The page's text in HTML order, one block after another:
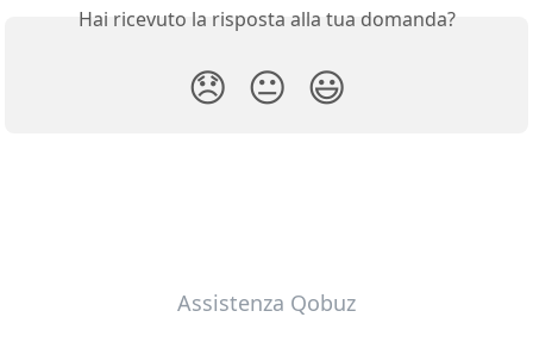
Hai ricevuto la risposta alla tua domanda?
😞 😐 😃
Assistenza Qobuz